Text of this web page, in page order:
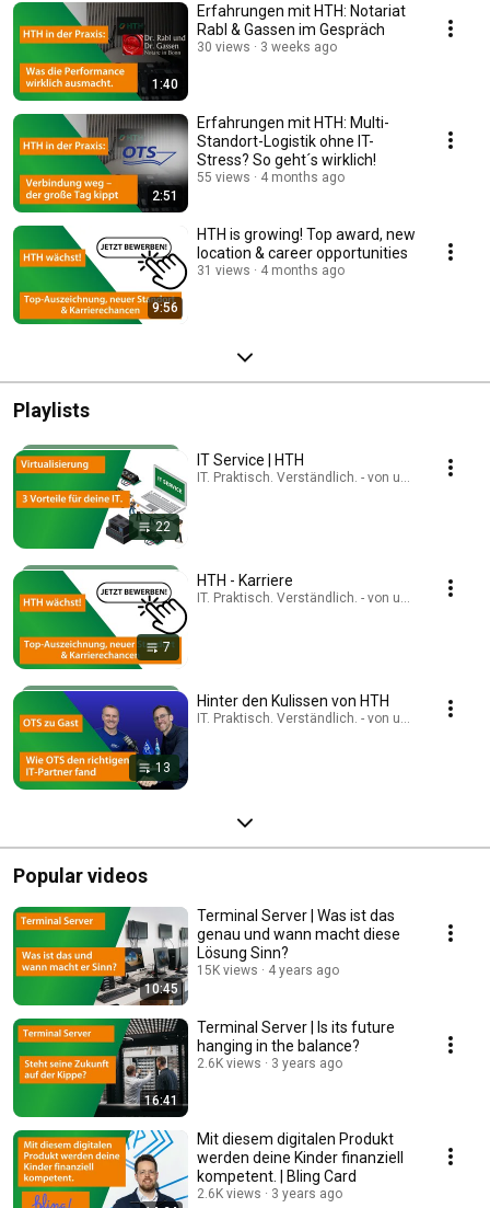
1:40
Erfahrungen mit HTH: Notariat
Rabl & Gassen im Gespräch
30 views 3 weeks ago
2:51
Erfahrungen mit HTH: Multi-
Standort-Logistik ohne IT-
Stress? So geht´s wirklich!
55 views 4 months ago
9:56
HTH is growing! Top award, new
location & career opportunities
31 views 4 months ago
Playlists
22
IT Service | HTH
IT. Praktisch. Verständlich. - von und mit HTH ·
7
HTH - Karriere
IT. Praktisch. Verständlich. - von und mit HTH ·
13
Hinter den Kulissen von HTH
IT. Praktisch. Verständlich. - von und mit HTH ·
Popular videos
10:45
Terminal Server | Was ist das
genau und wann macht diese
Lösung Sinn?
15K views 4 years ago
16:41
Terminal Server | Is its future
hanging in the balance?
2.6K views 3 years ago
Mit diesem digitalen Produkt
werden deine Kinder finanziell
kompetent. | Bling Card
2.6K views 3 years ago